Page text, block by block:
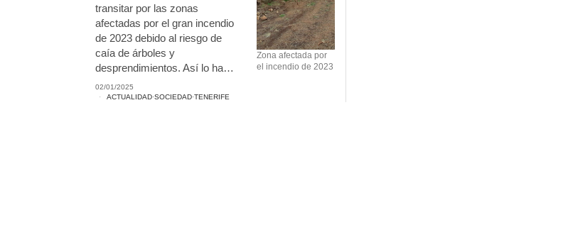
Zona afectada por
el incendio de 2023
transitar por las zonas
afectadas por el gran incendio
de 2023 debido al riesgo de
caía de árboles y
desprendimientos. Así lo ha…
02/01/2025
ACTUALIDAD·SOCIEDAD·TENERIFE